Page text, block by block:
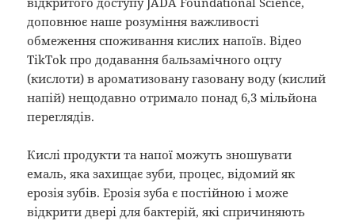
доповнює наше розуміння важливості
обмеження споживання кислих напоїв. Відео
TikTok про додавання бальзамічного оцту
(кислоти) в ароматизовану газовану воду (кислий
напій) нещодавно отримало понад 6,3 мільйона
переглядів.
Кислі продукти та напої можуть зношувати
емаль, яка захищає зуби, процес, відомий як
ерозія зубів. Ерозія зуба є постійною і може
відкрити двері для бактерій, які спричиняють